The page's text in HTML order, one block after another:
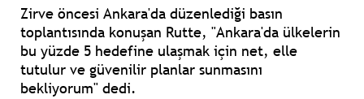
Zirve öncesi Ankara'da düzenlediği basın
toplantısında konuşan Rutte, "Ankara'da ülkelerin
bu yüzde 5 hedefine ulaşmak için net, elle
tutulur ve güvenilir planlar sunmasını
bekliyorum" dedi.